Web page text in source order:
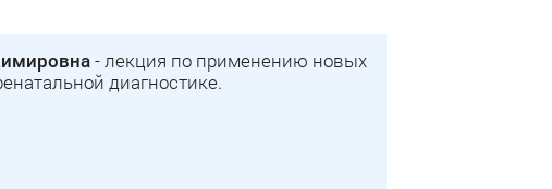
- лекция по применению новых
диагностике.